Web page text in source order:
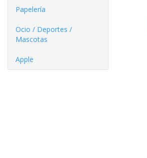
Papelería
Ocio / Deportes /
Mascotas
Apple